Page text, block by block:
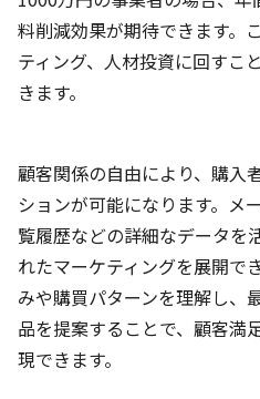
料削減効果が期待できます。
ティング、人材投資に回すこ
きます。
顧客関係の自由により、購入
ションが可能になります。メ
覧履歴などの詳細なデータを
れたマーケティングを展開で
みや購買パターンを理解し、
品を提案することで、顧客満
現できます。